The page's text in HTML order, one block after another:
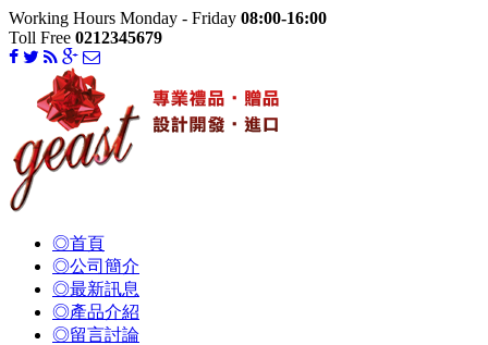
Working Hours Monday - Friday 08:00-16:00
Toll Free 0212345679
◎首頁
◎公司簡介
◎最新訊息
◎產品介紹
◎留言討論